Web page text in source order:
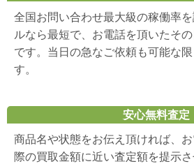
全国お問い合わせ最大級の稼働率
ルなら最短で、お電話を頂いたそ
です。当日の急なご依頼も可能な
す。
安心無料査定
商品名や状態をお伝え頂ければ、
際の買取金額に近い査定額を提示